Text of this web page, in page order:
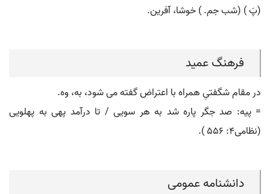
(پَ ) (شب جم. ) خوشا، آفرین.
فرهنگ عمید
در مقام شگفتیِ همراه با اعتراض گفته می شود، به، وه.
= پیه: صد جگر پاره شد به هر سویی / تا درآمد پهی به پهلویی
(نظامی۴: ۵۵۶ ).
دانشنامه عمومی